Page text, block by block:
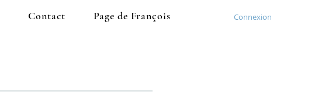
Contact Page de François Connexion